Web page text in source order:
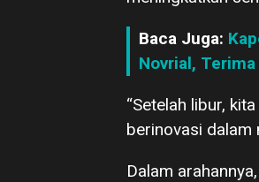
Baca Juga:
Novrial,
“Setelah libur,
berinovasi dalam
Dalam